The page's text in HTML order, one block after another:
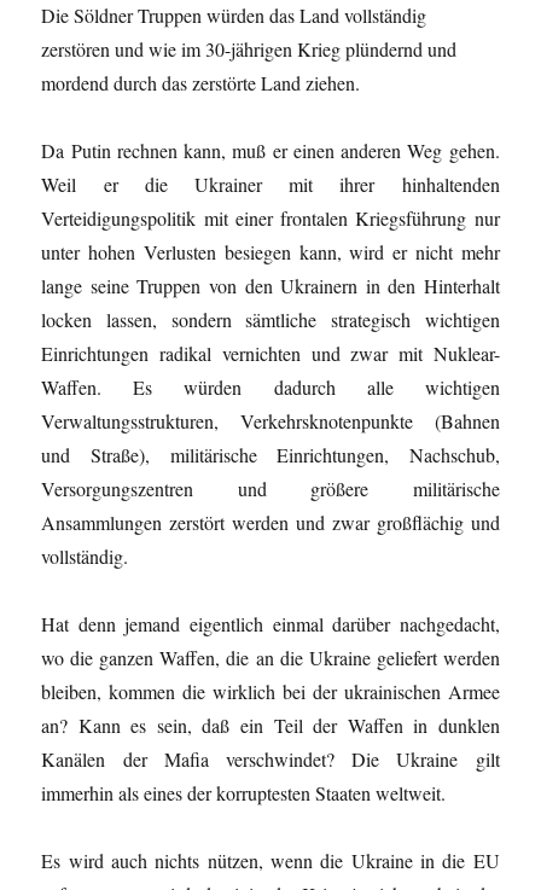
Die Söldner Truppen würden das Land vollständig
zerstören und wie im 30-jährigen Krieg plündernd und
mordend durch das zerstörte Land ziehen.
Da Putin rechnen kann, muß er einen anderen Weg gehen.
Weil er die Ukrainer mit ihrer hinhaltenden
Verteidigungspolitik mit einer frontalen Kriegsführung nur
unter hohen Verlusten besiegen kann, wird er nicht mehr
lange seine Truppen von den Ukrainern in den Hinterhalt
locken lassen, sondern sämtliche strategisch wichtigen
Einrichtungen radikal vernichten und zwar mit Nuklear-
Waffen. Es würden dadurch alle wichtigen
Verwaltungsstrukturen, Verkehrsknotenpunkte (Bahnen
und Straße), militärische Einrichtungen, Nachschub,
Versorgungszentren und größere militärische
Ansammlungen zerstört werden und zwar großflächig und
vollständig.
Hat denn jemand eigentlich einmal darüber nachgedacht,
wo die ganzen Waffen, die an die Ukraine geliefert werden
bleiben, kommen die wirklich bei der ukrainischen Armee
an? Kann es sein, daß ein Teil der Waffen in dunklen
Kanälen der Mafia verschwindet? Die Ukraine gilt
immerhin als eines der korruptesten Staaten weltweit.
Es wird auch nichts nützen, wenn die Ukraine in die EU